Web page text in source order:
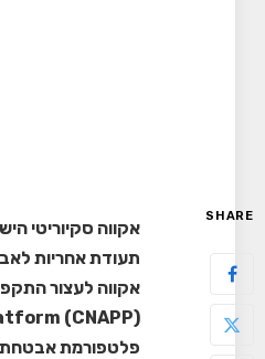
SHARE
אקווה סקיוריטי
תעודת אחריות
פלטפורמת אבטחת